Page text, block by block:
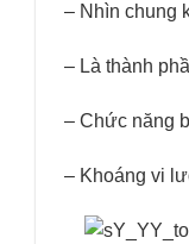
– Nhìn chung
– Là thành
– Chức năng
– Khoáng vi